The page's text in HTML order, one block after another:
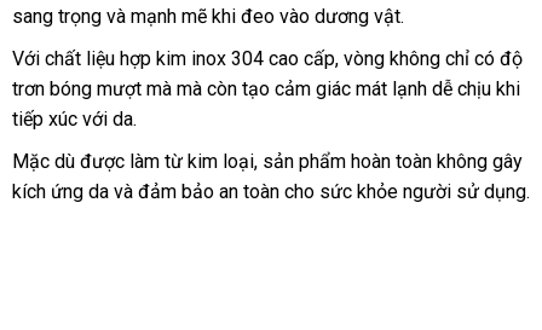
Ra
địa
đặt
sang trọng nhận
hàng
và mạnh mẽ khi đeo vào dương vật.
Với chất liệu hợp kim inox 304 cao cấpgiảm
giá
, vòng không chỉ có độ
trơn bóng mượt xuất
mà tham
mà còn tạo cảm giác mát lạnh dễ chịu khi
tiếp xúc thanh
lý
với da.
Mặc thống
kê
dù nhập
khẩu
được làm từ kim loạichợ
, sản phẩm hoàn toàn không gây
kích ứng da Nhật
và đảm bảo an toàn cho sức khỏe người sử dụng.